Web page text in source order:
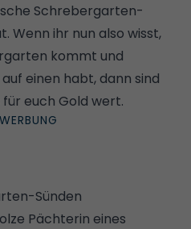
Schrebergarten-
Wenn ihr nun also wisst,
kommt und
einen habt, dann sind
euch Gold wert.
Sünden
Pächterin eines